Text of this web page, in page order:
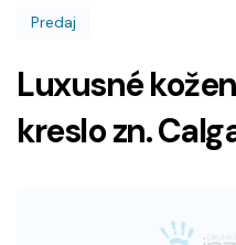
Predaj
Luxusné
kreslo zn.